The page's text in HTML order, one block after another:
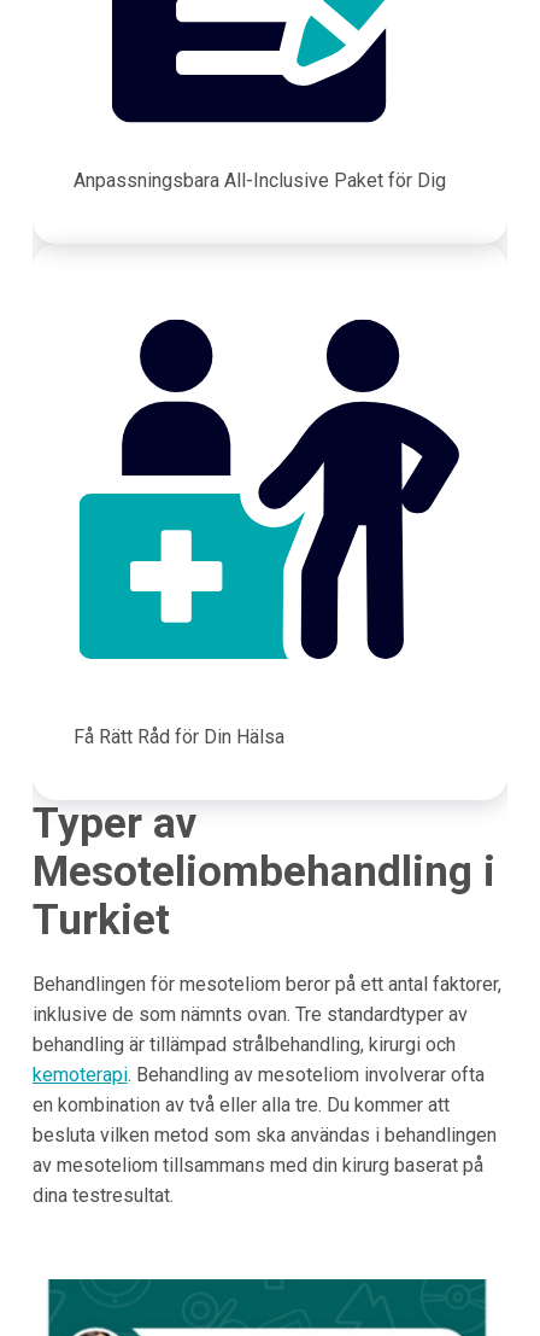
Anpassningsbara All-Inclusive Paket för Dig
Få Rätt Råd för Din Hälsa
Typer av
Mesoteliombehandling i
Turkiet
Behandlingen för mesoteliom beror på ett antal faktorer,
inklusive de som nämnts ovan. Tre standardtyper av
behandling är tillämpad strålbehandling, kirurgi och
kemoterapi. Behandling av mesoteliom involverar ofta
en kombination av två eller alla tre. Du kommer att
besluta vilken metod som ska användas i behandlingen
av mesoteliom tillsammans med din kirurg baserat på
dina testresultat.